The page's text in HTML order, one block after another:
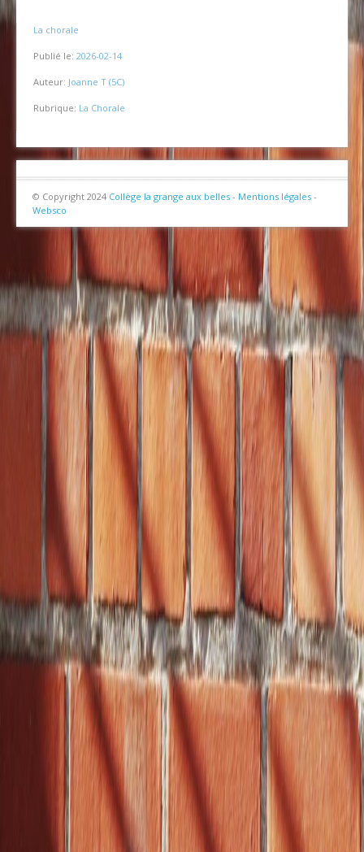
La chorale
Publié le: 2026-02-14
Auteur: Joanne T (5C)
Rubrique: La Chorale
© Copyright 2024 Collège la grange aux belles - Mentions légales -
Websco